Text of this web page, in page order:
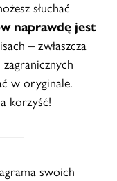
słuchać
naprawdę jest
– zwłaszcza
w oryginale.
korzyść!
swoich